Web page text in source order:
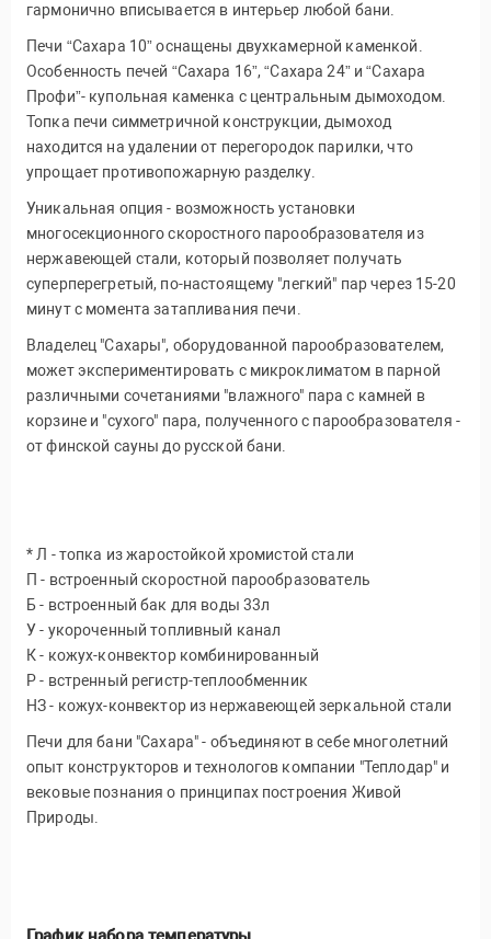
гармонично вписывается в интерьер любой бани.
Печи “Сахара 10” оснащены двухкамерной каменкой.
Особенность печей “Сахара 16”, “Сахара 24” и “Сахара
Профи”- купольная каменка с центральным дымоходом.
Топка печи симметричной конструкции, дымоход
находится на удалении от перегородок парилки, что
упрощает противопожарную разделку.
Уникальная опция - возможность установки
многосекционного скоростного парообразователя из
нержавеющей стали, который позволяет получать
суперперегретый, по-настоящему "легкий" пар через 15-20
минут с момента затапливания печи.
Владелец "Сахары", оборудованной парообразователем,
может экспериментировать с микроклиматом в парной
различными сочетаниями "влажного" пара с камней в
корзине и "сухого" пара, полученного с парообразователя -
от финской сауны до русской бани.
* Л - топка из жаростойкой хромистой стали
П - встроенный скоростной парообразователь
Б - встроенный бак для воды 33л
У - укороченный топливный канал
К - кожух-конвектор комбинированный
Р - встренный регистр-теплообменник
НЗ - кожух-конвектор из нержавеющей зеркальной стали
Печи для бани "Сахара" - объединяют в себе многолетний
опыт конструкторов и технологов компании "Теплодар" и
вековые познания о принципах построения Живой
Природы.